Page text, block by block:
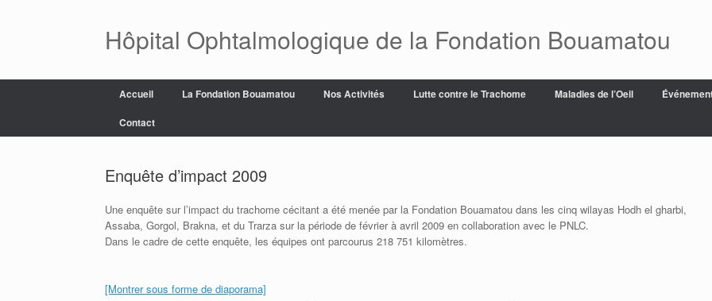
Hôpital Ophtalmologique de la Fondation Bouamatou
Accueil La Fondation Bouamatou Nos Activités Lutte contre le Trachome Maladies de l’Oeil
Contact
Enquête d’impact 2009
Une enquête sur l’impact du trachome cécitant a été menée par la Fondation Bouamatou dans les cinq wilayas Hodh el gharbi,
Assaba, Gorgol, Brakna, et du Trarza sur la période de février à avril 2009 en collaboration avec le PNLC.
Dans le cadre de cette enquête, les équipes ont parcourus 218 751 kilomètres.
[Montrer sous forme de diaporama]